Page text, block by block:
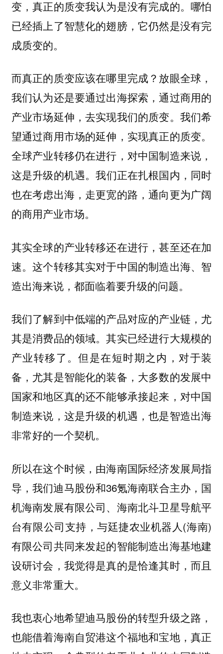
变，真正的质变我认为是没有完成的。哪怕
已经插上了智慧化的翅膀，它仍然是没有完
成质变的。
而真正的质变应该在哪里完成？放眼全球，
我们认为还是要通过出海探索，通过商用的
产业市场延伸，去实现我们的质变。我们希
望通过商用市场的延伸，实现真正的质变。
全球产业转移仍在进行，对中国制造来说，
这是升级的机遇。我们正在扎根国内，同时
也在考虑出海，走更宽的路，通向更为广阔
的商用产业市场。
其实全球的产业转移还在进行，甚至还在加
速。这个转移其实对于中国的制造出海、智
造出海来说，都面临着要升级的问题。
我们了解到中低端的产品对应的产业链，尤
其是消费品的领域。其实已经进行大规模的
产业转移了。但是在短时期之内，对于装
备，尤其是智能化的装备，大多数的发展中
国家和地区真的还不能够承接起来，对中国
制造来说，这是升级的机遇，也是智造出海
非常好的一个契机。
所以在这个时候，由海南国际经济发展局指
导，我们迪马股份和36氪海南联合主办，国
机海南发展有限公司、海南北斗卫星导航平
台有限公司支持，与廷捷农业机器人(海南)
有限公司共同来发起的智能制造出海基地建
设研讨会，我觉得是真的是恰逢其时，而且
意义非常重大。
我也衷心地希望迪马股份的转型升级之路，
也能借着海南自贸港这个福地和宝地，真正